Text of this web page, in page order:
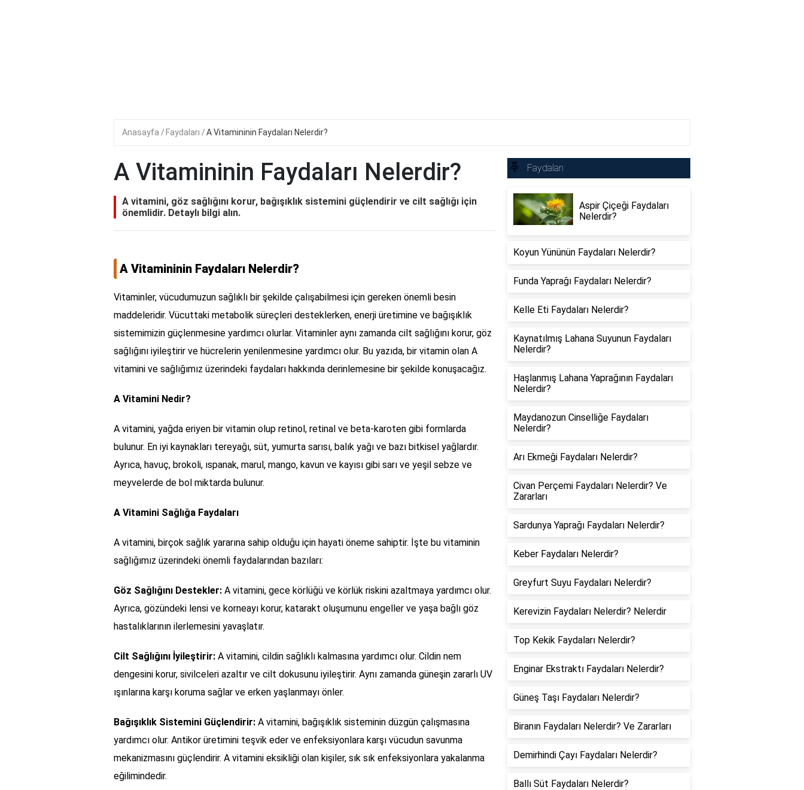
Anasayfa Faydaları A Vitamininin Faydaları Nelerdir?
A Vitamininin Faydaları Nelerdir?
A vitamini, göz sağlığını korur, bağışıklık sistemini güçlendirir ve cilt sağlığı için
önemlidir. Detaylı bilgi alın.
A Vitamininin Faydaları Nelerdir?
Vitaminler, vücudumuzun sağlıklı bir şekilde çalışabilmesi için gereken önemli besin
maddeleridir. Vücuttaki metabolik süreçleri desteklerken, enerji üretimine ve bağışıklık
sistemimizin güçlenmesine yardımcı olurlar. Vitaminler aynı zamanda cilt sağlığını korur, göz
sağlığını iyileştirir ve hücrelerin yenilenmesine yardımcı olur. Bu yazıda, bir vitamin olan A
vitamini ve sağlığımız üzerindeki faydaları hakkında derinlemesine bir şekilde konuşacağız.
A Vitamini Nedir?
A vitamini, yağda eriyen bir vitamin olup retinol, retinal ve beta-karoten gibi formlarda
bulunur. En iyi kaynakları tereyağı, süt, yumurta sarısı, balık yağı ve bazı bitkisel yağlardır.
Ayrıca, havuç, brokoli, ıspanak, marul, mango, kavun ve kayısı gibi sarı ve yeşil sebze ve
meyvelerde de bol miktarda bulunur.
A Vitamini Sağlığa Faydaları
A vitamini, birçok sağlık yararına sahip olduğu için hayati öneme sahiptir. İşte bu vitaminin
sağlığımız üzerindeki önemli faydalarından bazıları:
Göz Sağlığını Destekler: A vitamini, gece körlüğü ve körlük riskini azaltmaya yardımcı olur.
Ayrıca, gözündeki lensi ve korneayı korur, katarakt oluşumunu engeller ve yaşa bağlı göz
hastalıklarının ilerlemesini yavaşlatır.
Cilt Sağlığını İyileştirir: A vitamini, cildin sağlıklı kalmasına yardımcı olur. Cildin nem
dengesini korur, sivilceleri azaltır ve cilt dokusunu iyileştirir. Aynı zamanda güneşin zararlı UV
ışınlarına karşı koruma sağlar ve erken yaşlanmayı önler.
Bağışıklık Sistemini Güçlendirir: A vitamini, bağışıklık sisteminin düzgün çalışmasına
yardımcı olur. Antikor üretimini teşvik eder ve enfeksiyonlara karşı vücudun savunma
mekanizmasını güçlendirir. A vitamini eksikliği olan kişiler, sık sık enfeksiyonlara yakalanma
eğilimindedir.
Faydaları
Aspir Çiçeği Faydaları
Nelerdir?
Koyun Yününün Faydaları Nelerdir?
Funda Yaprağı Faydaları Nelerdir?
Kelle Eti Faydaları Nelerdir?
Kaynatılmış Lahana Suyunun Faydaları
Nelerdir?
Haşlanmış Lahana Yaprağının Faydaları
Nelerdir?
Maydanozun Cinselliğe Faydaları
Nelerdir?
Arı Ekmeği Faydaları Nelerdir?
Civan Perçemi Faydaları Nelerdir? Ve
Zararları
Sardunya Yaprağı Faydaları Nelerdir?
Keber Faydaları Nelerdir?
Greyfurt Suyu Faydaları Nelerdir?
Kerevizin Faydaları Nelerdir? Nelerdir
Top Kekik Faydaları Nelerdir?
Enginar Ekstraktı Faydaları Nelerdir?
Güneş Taşı Faydaları Nelerdir?
Biranın Faydaları Nelerdir? Ve Zararları
Demirhindi Çayı Faydaları Nelerdir?
Ballı Süt Faydaları Nelerdir?